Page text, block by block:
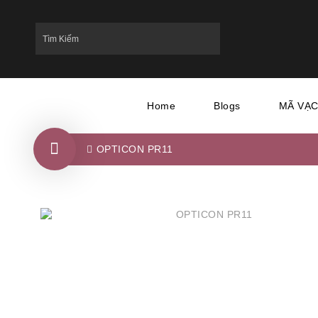
Home Blogs MÃ
OPTICON PR11